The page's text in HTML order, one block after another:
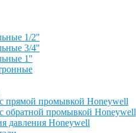
1/2''
3/4''
1''
прямой промывкой Honeywell
обратной промывкой Honeywell
давления Honeywell